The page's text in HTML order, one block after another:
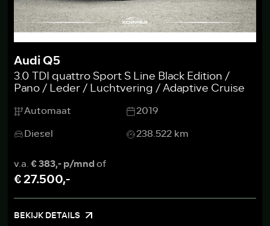
Audi Q5
3.0 TDI quattro Sport S Line Black Edition /
Pano / Leder / Luchtvering / Adaptive Cruise
Automaat
2019
Diesel
238.522 km
v.a.€ 383,- p/mndof
€ 27.500,-
BEKIJK DETAILS